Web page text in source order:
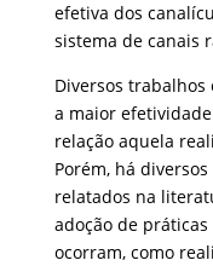
efetiva dos
sistema de canais
Diversos
a maior
relação aquela
Porém, há
relatados na
adoção de
ocorram, como